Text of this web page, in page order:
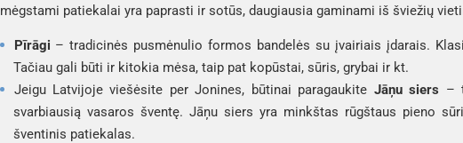
mėgstami patiekalai yra paprasti ir sotūs, daugiausia gaminami iš šviežių
Pīrāgi – tradicinės pusmėnulio formos bandelės su įvairiais įdarais.
Tačiau gali būti ir kitokia mėsa, taip pat kopūstai, sūris, grybai ir kt.
Jeigu Latvijoje viešėsite per Jonines, būtinai paragaukite Jāņu siers –
svarbiausią vasaros šventę. Jāņu siers yra minkštas rūgštaus pieno
šventinis patiekalas.